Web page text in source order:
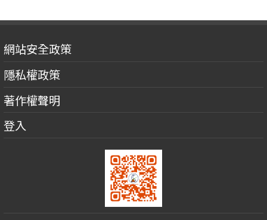
網站安全政策
隱私權政策
著作權聲明
登入